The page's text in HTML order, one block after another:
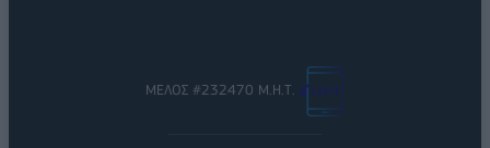
ΜΕΛΟΣ #232470 Μ.Η.Τ.